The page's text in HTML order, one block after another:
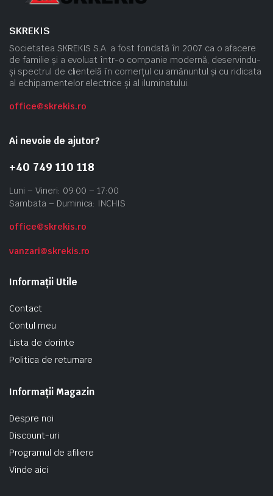
SKREKIS
Societatea SKREKIS S.A. a fost fondată în 2007 ca o afacere
de familie și a evoluat într-o companie modernă, deservindu-
și spectrul de clientelă în comerțul cu amănuntul și cu ridicata
al echipamentelor electrice și al iluminatului.
office@skrekis.ro
Ai nevoie de ajutor?
+40 749 110 118
Luni – Vineri: 09:00 – 17:00
Sambata – Duminica: INCHIS
office@skrekis.ro
vanzari@skrekis.ro
Informații Utile
Contact
Contul meu
Lista de dorinte
Politica de returnare
Informații Magazin
Despre noi
Discount-uri
Programul de afiliere
Vinde aici